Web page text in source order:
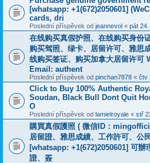
[whatsapp: +1(672)2050601]
cards, dri
Poslední příspěvek od jeannevol « pát
在线购买真假护照、在线购买身份
购买驾照、绿卡、居留许可、雅思
线购买签证、购买加拿大居留许可
Email: authent
Poslední příspěvek od pinchan7878 « čtv
Click to Buy 100% Authentic
Soudan, Black Bull Dont Quit
O
Poslední příspěvek od lamielroyale « stř
購買真假護照 ( 微信ID：
居留證、雅思成績、工作許可、公
[whatsapp: +1(672)2050601] 可辦
證、簽